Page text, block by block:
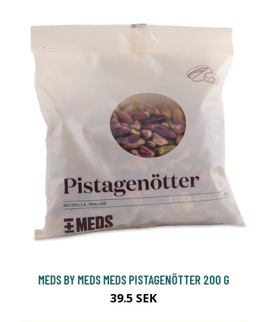
MEDS BY MEDS MEDS PISTAGENÖTTER 200 G
39.5 SEK